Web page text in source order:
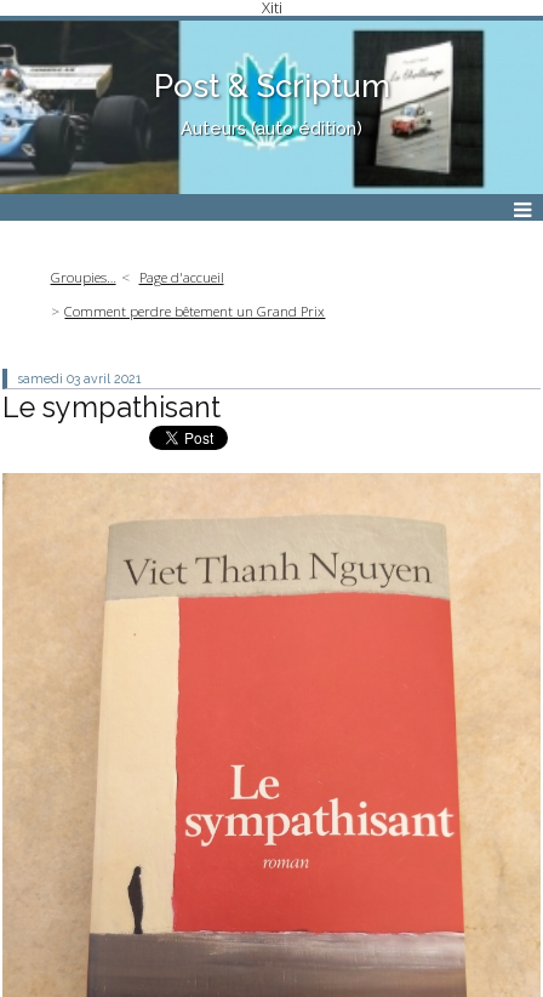
Xiti
Post & Scriptum
Auteurs (auto édition)
Groupies…
Page d'accueil
Comment perdre bêtement un Grand Prix
samedi 03 avril 2021
Le sympathisant